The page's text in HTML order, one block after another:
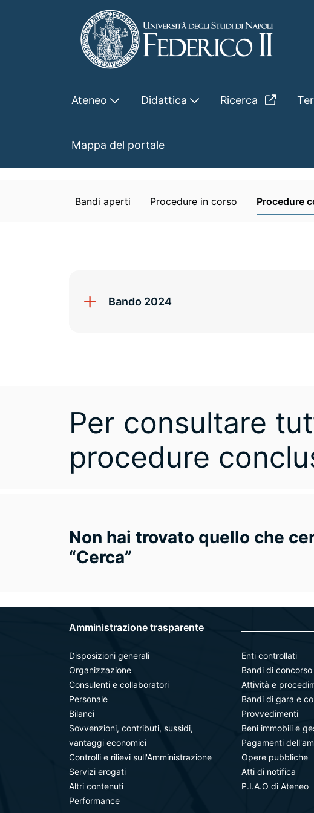
Skip to Main Content
Ateneo Didattica Ricerca
Mappa del portale
Procedure concluse
Home Ateneo Concorsi e borse
Bandi aperti Procedure in corso Procedure
Bando 2024
Per consultare
procedure
Non hai trovato quello che
“Cerca”
Amministrazione trasparente
Disposizioni generali
Organizzazione
Consulenti e collaboratori
Personale
Bilanci
Sovvenzioni, contributi, sussidi,
vantaggi economici
Controlli e rilievi sull'Amministrazione
Servizi erogati
Altri contenuti
Performance
Enti controllati
Bandi di concorso
Attività e
Bandi di gara e
Provvedimenti
Beni immobili e
Pagamenti
Opere pubbliche
Atti di notifica
P.I.A.O di Ateneo